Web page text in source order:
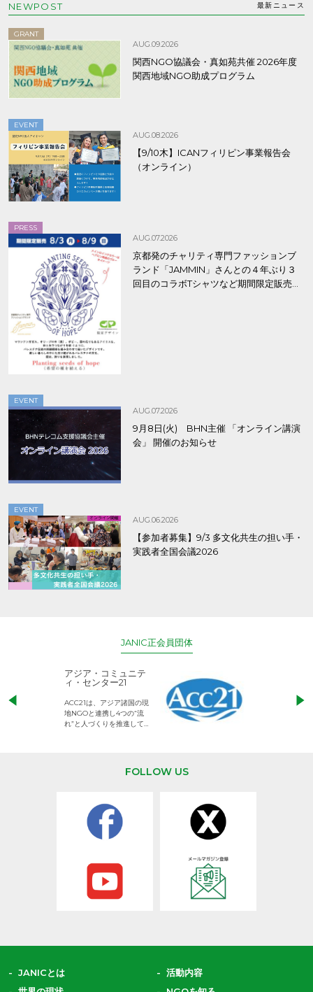
NEWPOST 最新ニュース
GRANT
AUG.09.2026
関西NGO協議会・真如苑共催 2026年度
関西地域NGO助成プログラム
EVENT
AUG.08.2026
【9/10木】ICANフィリピン事業報告会
（オンライン）
PRESS
AUG.07.2026
京都発のチャリティ専門ファッションブ
ランド「JAMMIN」さんとの４年ぶり３
回目のコラボTシャツなど期間限定販売、
EVENT
AUG.07.2026
9月8日(火) BHN主催 「オンライン講演
会」 開催のお知らせ
EVENT
AUG.06.2026
【参加者募集】9/3 多文化共生の担い手・
実践者全国会議2026
JANIC正会員団体
アジア・コミュニテ
ィ・センター21
ACC21は、アジア諸国の現
地NGOと連携し4つの“流
れ”と人づくりを推進してい
児童労働のない
権利が守られた
FOLLOW US
JANICとは
活動内容